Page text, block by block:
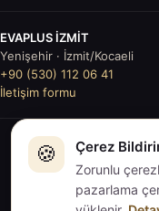
EVAPLUS İZMİT
Yenişehir · İzmit/Kocaeli
+90 (530) 112 06 41
İletişim formu
© 2026 EVAPLUS
Gizlilik·
🍪 Çerez
Zorunlu
pazarlama